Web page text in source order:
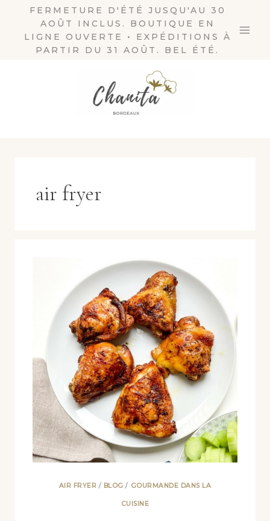
FERMETURE D'ÉTÉ JUSQU'AU 30
AOÛT INCLUS. BOUTIQUE EN
LIGNE OUVERTE • EXPÉDITIONS À
PARTIR DU 31 AOÛT. BEL ÉTÉ.
air fryer
AIR FRYER / BLOG / GOURMANDE DANS LA
CUISINE